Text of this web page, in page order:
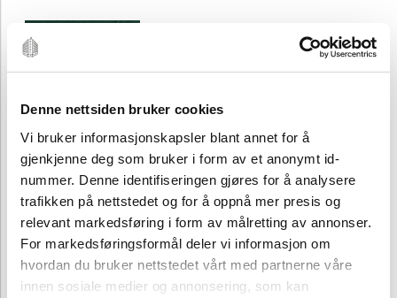
Denne nettsiden bruker cookies
Vi bruker informasjonskapsler blant annet for å
gjenkjenne deg som bruker i form av et anonymt id-
nummer. Denne identifiseringen gjøres for å analysere
trafikken på nettstedet og for å oppnå mer presis og
relevant markedsføring i form av målretting av annonser.
For markedsføringsformål deler vi informasjon om
hvordan du bruker nettstedet vårt med partnerne våre
innen sosiale medier og annonsering, som kan
Tekla Pledd
Tekla
pledd 130×180 rugby
stripes
3.500,-
UTSOLGT
Duo Throw
HAY
pledd 130×180 sky blue
1.449,-